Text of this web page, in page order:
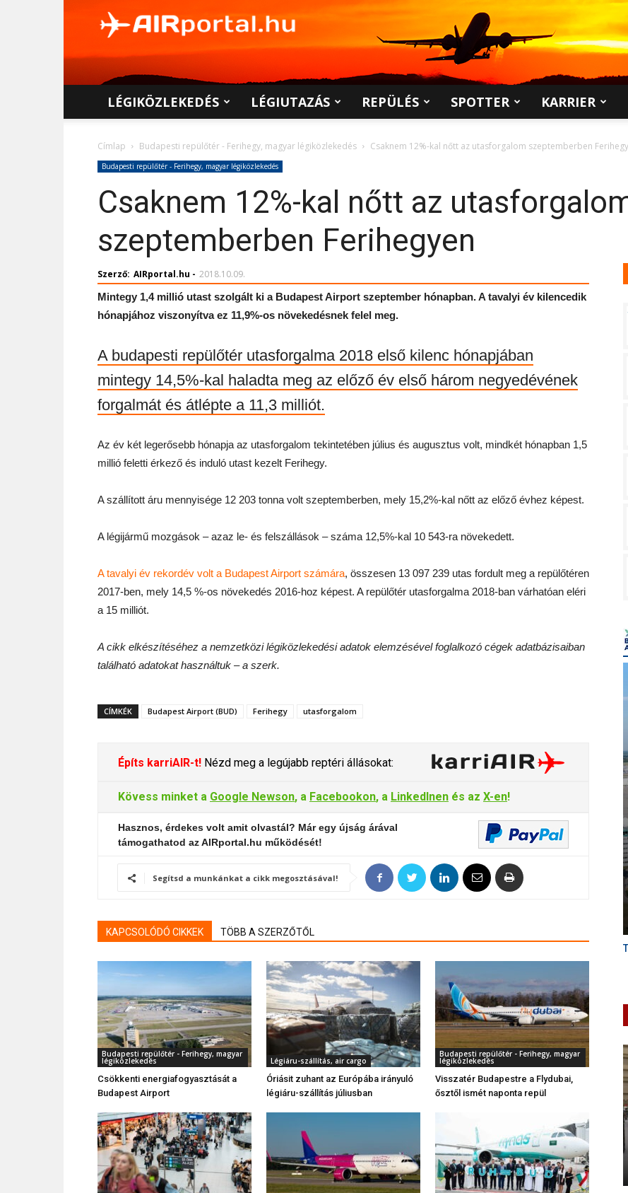
LÉGIKÖZLEKEDÉS LÉGIUTAZÁS REPÜLÉS SPOTTER KARRIER
Címlap Budapesti repülőtér - Ferihegy, magyar légiközlekedés Csaknem 12%-kal nőtt az utasforgalom szeptemberben
Budapesti repülőtér - Ferihegy, magyar légiközlekedés
Csaknem 12%-kal nőtt az
szeptemberben Ferihegyen
Szerző: AIRportal.hu - 2018.10.09.
Mintegy 1,4 millió utast szolgált ki a Budapest Airport szeptember hónapban. A tavalyi év kilencedik
hónapjához viszonyítva ez 11,9%-os növekedésnek felel meg.
A budapesti repülőtér utasforgalma 2018 első kilenc hónapjában
mintegy 14,5%-kal haladta meg az előző év első három negyedévének
forgalmát és átlépte a 11,3 milliót.
Az év két legerősebb hónapja az utasforgalom tekintetében július és augusztus volt, mindkét hónapban 1,5
millió feletti érkező és induló utast kezelt Ferihegy.
A szállított áru mennyisége 12 203 tonna volt szeptemberben, mely 15,2%-kal nőtt az előző évhez képest.
A légijármű mozgások – azaz le- és felszállások – száma 12,5%-kal 10 543-ra növekedett.
A tavalyi év rekordév volt a Budapest Airport számára, összesen 13 097 239 utas fordult meg a repülőtéren
2017-ben, mely 14,5 %-os növekedés 2016-hoz képest. A repülőtér utasforgalma 2018-ban várhatóan eléri
a 15 milliót.
A cikk elkészítéséhez a nemzetközi légiközlekedési adatok elemzésével foglalkozó cégek adatbázisaiban
található adatokat használtuk – a szerk.
CÍMKÉK Budapest Airport (BUD) Ferihegy utasforgalom
Építs karriAIR-t! Nézd meg a legújabb reptéri állásokat:
Kövess minket a Google Newson, a Facebookon, a LinkedInen és az X-en!
Hasznos, érdekes volt amit olvastál? Már egy újság árával
támogathatod az AIRportal.hu működését!
Segítsd a munkánkat a cikk megosztásával!
KAPCSOLÓDÓ CIKKEK TÖBB A SZERZŐTŐL
Budapesti repülőtér - Ferihegy, magyar
légiközlekedés
Csökkenti energiafogyasztását a
Budapest Airport
Légiáru-szállítás, air cargo
Óriásit zuhant az Európába irányuló
légiáru-szállítás júliusban
Budapesti repülőtér - Ferihegy, magyar
légiközlekedés
Visszatér Budapestre a Flydubai,
ősztől ismét naponta repül